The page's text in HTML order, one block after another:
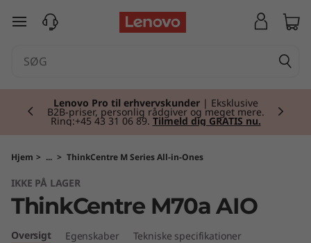
T
C
e
n
spring til hovedindhold
Lenovo Pro til erhvervskunder| Eksklusive
B2B-priser, personlig rådgiver og meget mere.
Ring:+45 43 31 06 89. Tilmeld dig GRATIS nu.
Currently displaying item 2 of 2
Hjem > ... > ThinkCentre M Series All-in-Ones
IKKE PÅ LAGER
ThinkCentre M70a AIO
Oversigt Egenskaber Tekniske specifikationer